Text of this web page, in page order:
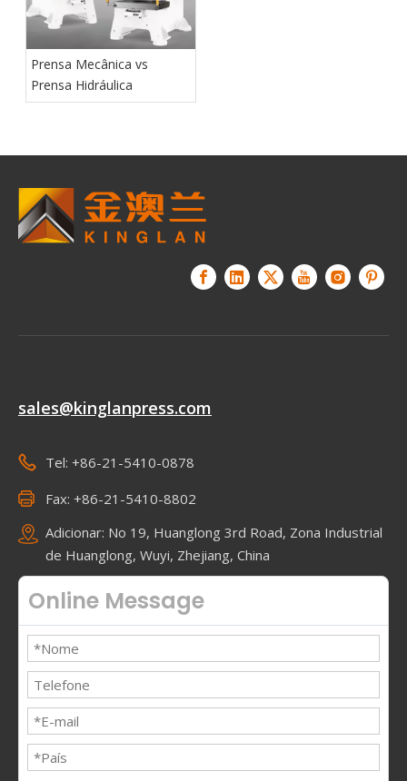
Prensa Mecânica vs
Prensa Hidráulica
sales@kinglanpress.com
Tel: +86-21-5410-0878
Fax: +86-21-5410-8802
Adicionar: No 19, Huanglong 3rd Road, Zona Industrial
de Huanglong, Wuyi, Zhejiang, China
Online Message